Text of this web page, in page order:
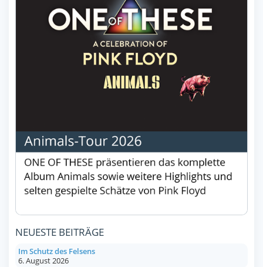
NEUESTE BEITRÄGE
Im Schutz des Felsens
6. August 2026